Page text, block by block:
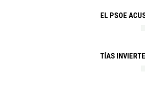
EL PSOE
TÍAS